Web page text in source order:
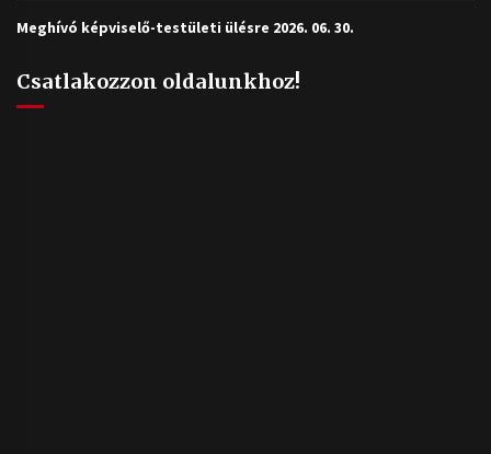
Meghívó képviselő-testületi ülésre 2026. 06. 30.
Csatlakozzon oldalunkhoz!